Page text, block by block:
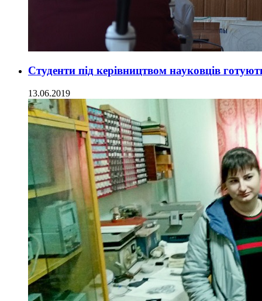
Студенти під керівництвом науковців
13.06.2019